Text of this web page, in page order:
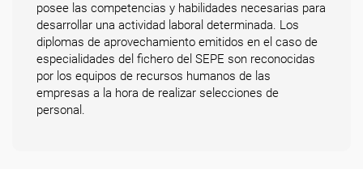
posee las competencias y habilidades necesarias para
desarrollar una actividad laboral determinada. Los
diplomas de aprovechamiento emitidos en el caso de
especialidades del fichero del SEPE son reconocidas
por los equipos de recursos humanos de las
empresas a la hora de realizar selecciones de
personal.